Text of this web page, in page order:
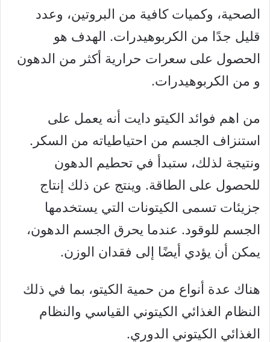
الصحية، وكميات كافية من البروتين، وعدد
قليل جدًا من الكربوهيدرات. الهدف هو
الحصول على سعرات حرارية أكثر من الدهون
و من الكربوهيدرات.
من اهم فوائد الكيتو دايت أنه يعمل على
استنزاف الجسم من احتياطياته من السكر.
ونتيجة لذلك، ستبدأ في تحطيم الدهون
للحصول على الطاقة. وينتج عن ذلك إنتاج
جزيئات تسمى الكيتونات التي يستخدمها
الجسم للوقود. عندما يحرق الجسم الدهون،
يمكن أن يؤدي أيضًا إلى فقدان الوزن.
هناك عدة أنواع من حمية الكيتو، بما في ذلك
النظام الغذائي الكيتوني القياسي والنظام
الغذائي الكيتوني الدوري.